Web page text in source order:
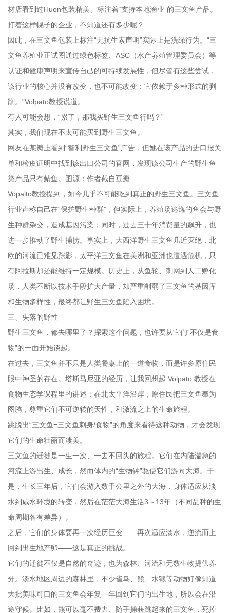
材店看到过Huon包装精美、标注着“支持本地渔业”的三文鱼产品。
打着这样幌子的企业，不知道还有多少呢？
因此，在三文鱼包装上标注“无抗生素声明”实际上是洗绿行为。“三
文鱼养殖业正试图通过绿色标签、ASC（水产养殖管理委员会）等
认证和健康声明来宣传自己的可持续发展性，但尽管有这些尝试，
该行业的核心并没有改变，也不可能改变：它依赖于多种形式的剥
削。”Volpato教授说道。
有人可能会想，“累了，那我买野生三文鱼行吗？”
其实，我们现在不太可能买到野生三文鱼。
网友在某瓣上看到“智利野生三文鱼”广告，但她在该产品的进口报关
单和检疫证明中找到该出口公司的官网，发现该公司生产的野生鱼
类产品只有鲭鱼。图源：作者截自豆瓣
Vopalto教授提到，如今几乎不可能吃到真正的野生三文鱼。三文鱼
行业声称自己在“保护野生种群”，但实际上，养殖场逃逸的鱼会与野
生种群杂交，造成基因污染；同时，过去三十年消费量的飙升，也
进一步推动了野生捕捞。事实上，大西洋野生三文鱼几近灭绝，北
欧的河流已难见踪影，太平洋三文鱼在美洲和亚洲也遭遇危机，只
有阿拉斯加还能维持一定规模。历史上，从鱼轮、刺网到人工孵化
场，人类不断以技术手段扩大产量，却严重削弱了三文鱼的基因库
和生物多样性，最终都让野生三文鱼陷入困境。
三、失落的野性
野生三文鱼，都去哪里了？探索这个问题，也许要从它们“不仅是食
物”的一面开始谈起。
在过去，三文鱼并不只是人类餐桌上的一道食物，而是许多原住民
眼中神圣的存在。塔斯马尼亚的经历，让我回想起 Volpato 教授在
食物生态学课程里的讲述：在北太平洋沿岸，原住民把三文鱼奉为
图腾，尊重它们不可逆转的天性，和激流之上的生命旅程。
跳脱出“三文鱼=三文鱼刺身/食物”的角度来看待这种动物，才会发现
它们的生命壮丽而凄美。
三文鱼的迁徙是一生一次、一去不回头的旅程。它们在内陆湍急的
河流上游出生、成长，然而体内的“生物钟”驱使它们游向大海。于
是，生长三年后，它们会游入数千公里之外的大海，身体适应从淡
水到咸水环境的转变，然后在茫茫大海生活3～13年（不同品种的生
命周期各有差异）。
之后，它们的身体要再一次经历巨变——再次适应淡水，逆流而上
回到出生地产卵——这是真正的挑战。
它们的迁徙不仅是自然的奇迹，也为森林、河流和无数生物提供养
分。淡水地区周边的森林里，不少雀鸟、熊、水獭等动物好像知道
大批美味可口的三文鱼会年复一年回到它们的出生地，所以会在沿
途守候。比如，熊可以毫不费力、随手捕获跳起来的三文鱼，死掉